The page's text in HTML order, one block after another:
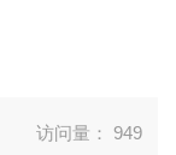
访问量： 949